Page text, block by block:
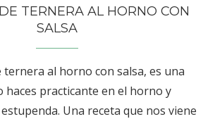
TERNERA AL HORNO CON
SALSA
ternera al horno con salsa, es una
haces practicante en el horno y
Una receta que nos viene